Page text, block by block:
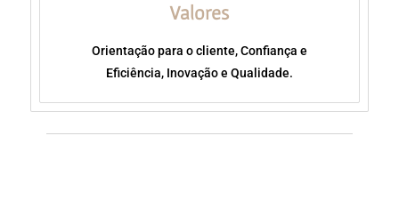
Valores
Orientação para o cliente, Confiança e
Eficiência, Inovação e Qualidade.